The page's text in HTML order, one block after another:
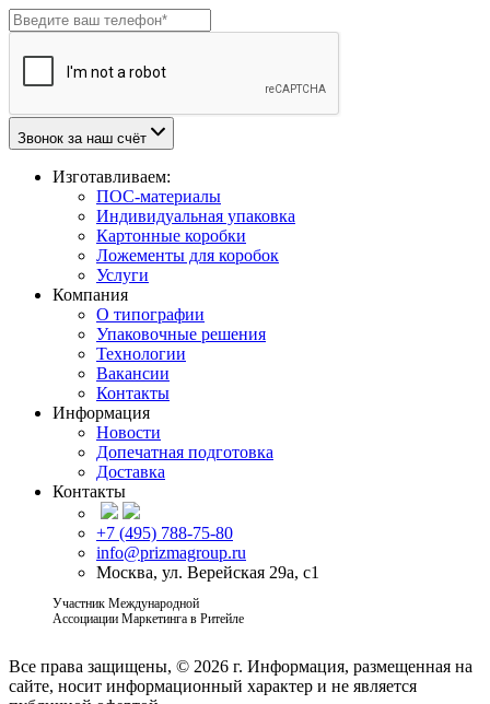
Звонок за наш счёт
Изготавливаем:
ПОС-материалы
Индивидуальная упаковка
Картонные коробки
Ложементы для коробок
Услуги
Компания
О типографии
Упаковочные решения
Технологии
Вакансии
Контакты
Информация
Новости
Допечатная подготовка
Доставка
Контакты
+7 (495) 788-75-80
info@prizmagroup.ru
Москва, ул. Верейская 29а, с1
Участник Международной
Ассоциации Маркетинга в Ритейле
Все права защищены, © 2026 г. Информация, размещенная на
сайте, носит информационный характер и не является